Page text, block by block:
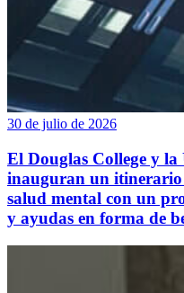
30 de julio de 2026
El Douglas College y
inauguran un itinerario
salud mental con un
y ayudas en forma de